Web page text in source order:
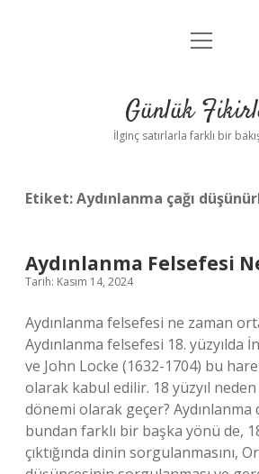
Anasayfa
Yasal Uyarı
menüyü
Günlük
İlginç satırlarla farklı bir bakış
Etiket:Aydınlanma çağı
Aydınlanma Felsefesi
Tarih: Kasım 14, 2024
Aydınlanma felsefesi ne zaman
Aydınlanma felsefesi 18. yüzyılda
ve John Locke (1632-1704) bu
olarak kabul edilir. 18 yüzyıl neden
dönemi olarak geçer? Aydınlanma
bundan farklı bir başka yönü de,
çıktığında dinin sorgulanmasını,